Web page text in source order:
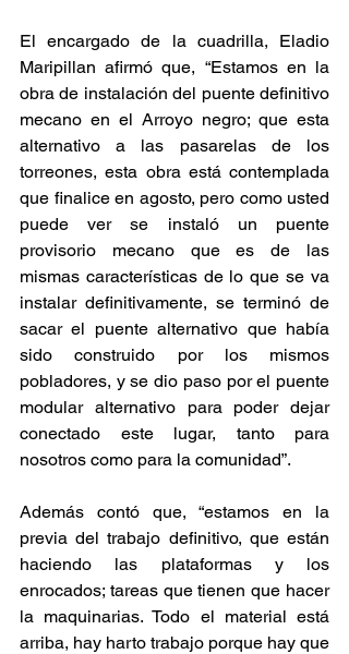
El encargado de la cuadrilla, Eladio
Maripillan afirmó que, “Estamos en la
obra de instalación del puente definitivo
mecano en el Arroyo negro; que esta
alternativo a las pasarelas de los
torreones, esta obra está contemplada
que finalice en agosto, pero como usted
puede ver se instaló un puente
provisorio mecano que es de las
mismas características de lo que se va
instalar definitivamente, se terminó de
sacar el puente alternativo que había
sido construido por los mismos
pobladores, y se dio paso por el puente
modular alternativo para poder dejar
conectado este lugar, tanto para
nosotros como para la comunidad”.
Además contó que, “estamos en la
previa del trabajo definitivo, que están
haciendo las plataformas y los
enrocados; tareas que tienen que hacer
la maquinarias. Todo el material está
arriba, hay harto trabajo porque hay que